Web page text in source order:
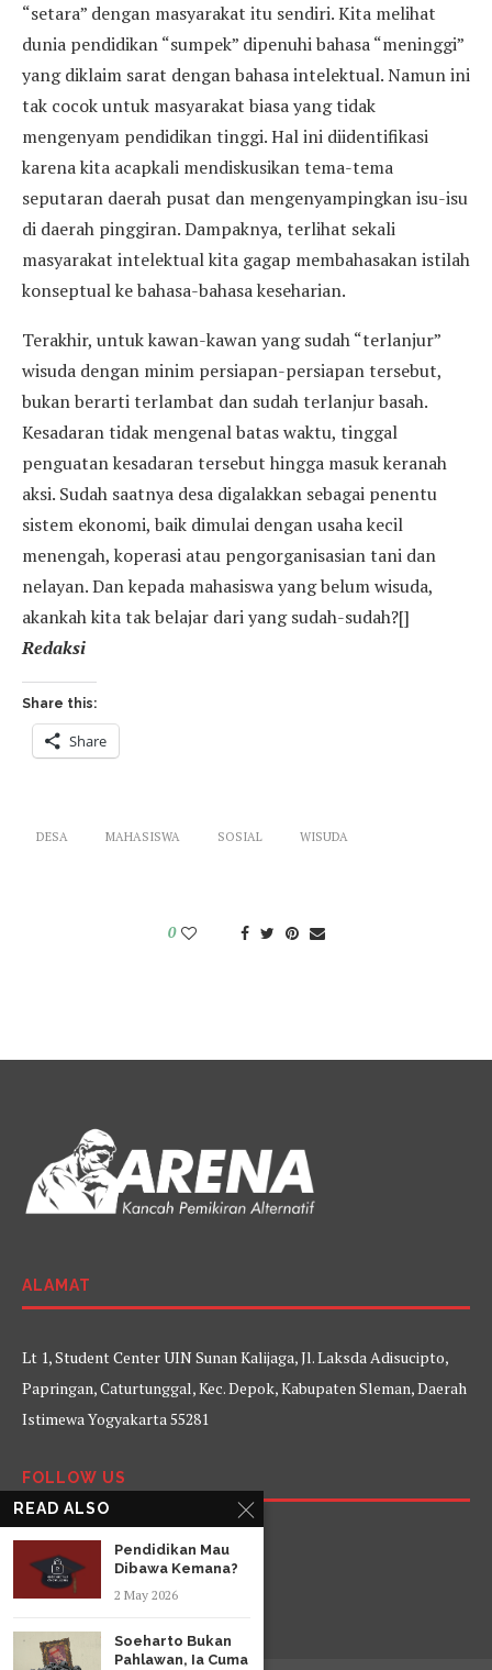
“setara” dengan masyarakat itu sendiri. Kita melihat
dunia pendidikan “sumpek” dipenuhi bahasa “meninggi”
yang diklaim sarat dengan bahasa intelektual. Namun ini
tak cocok untuk masyarakat biasa yang tidak
mengenyam pendidikan tinggi. Hal ini diidentifikasi
karena kita acapkali mendiskusikan tema-tema
seputaran daerah pusat dan mengenyampingkan isu-isu
di daerah pinggiran. Dampaknya, terlihat sekali
masyarakat intelektual kita gagap membahasakan istilah
konseptual ke bahasa-bahasa keseharian.
Terakhir, untuk kawan-kawan yang sudah “terlanjur”
wisuda dengan minim persiapan-persiapan tersebut,
bukan berarti terlambat dan sudah terlanjur basah.
Kesadaran tidak mengenal batas waktu, tinggal
penguatan kesadaran tersebut hingga masuk keranah
aksi. Sudah saatnya desa digalakkan sebagai penentu
sistem ekonomi, baik dimulai dengan usaha kecil
menengah, koperasi atau pengorganisasian tani dan
nelayan. Dan kepada mahasiswa yang belum wisuda,
akankah kita tak belajar dari yang sudah-sudah?[]
Redaksi
Share this:
Share
DESA MAHASISWA SOSIAL WISUDA
0
ALAMAT
Lt 1, Student Center UIN Sunan Kalijaga, Jl. Laksda Adisucipto,
Papringan, Caturtunggal, Kec. Depok, Kabupaten Sleman, Daerah
Istimewa Yogyakarta 55281
FOLLOW US
Facebook
TwitterInstagram
YouTube
READ ALSO
Pendidikan Mau
Dibawa Kemana?
2 May 2026
Soeharto Bukan
Pahlawan, Ia Cuma